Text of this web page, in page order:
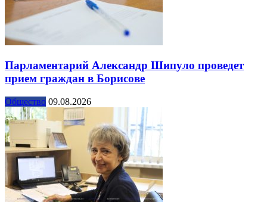
Парламентарий Александр Шипуло проведет
прием граждан в Борисове
Общество 09.08.2026